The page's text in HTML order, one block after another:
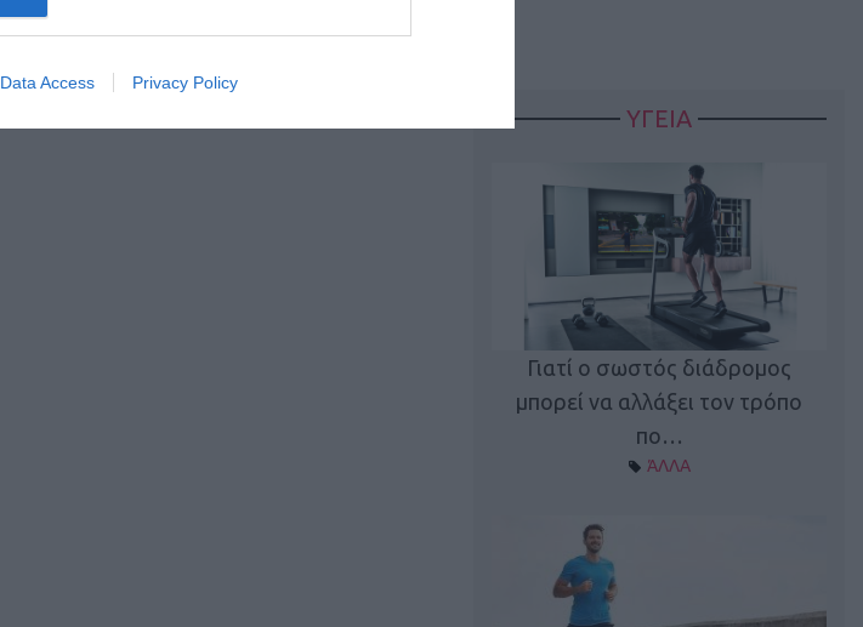
Data Access Privacy Policy
ΥΓΕΙΑ
Γιατί ο σωστός διάδρομος
μπορεί να αλλάξει τον τρόπο
πο…
ΆΛΛΑ